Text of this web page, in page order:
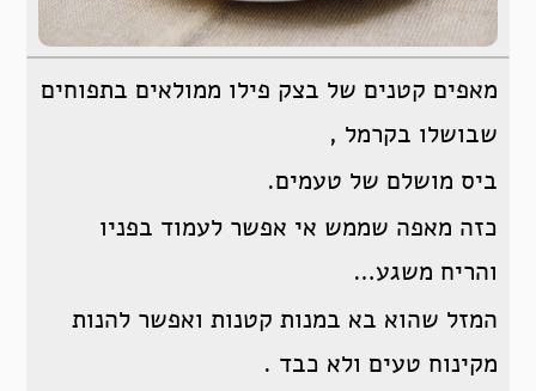
מאפים קטנים של בצק פילו ממולאים בתפוחים
שבושלו בקרמל ,
ביס מושלם של טעמים.
כזה מאפה שממש אי אפשר לעמוד בפניו
והריח משגע…
המזל שהוא בא במנות קטנות ואפשר להנות
מקינוח טעים ולא כבד .